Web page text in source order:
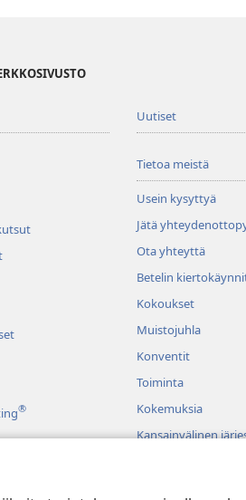
®
Uutiset
Tietoa meistä
Usein kysyttyä
Jätä
Ota yhteyttä
Betelin
Kokoukset
Muistojuhla
Konventit
Toiminta
Kokemuksia
Kansainvälinen